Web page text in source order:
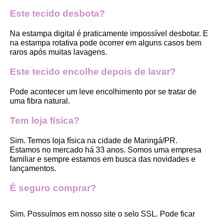
Este tecido desbota?
Na estampa digital é praticamente impossível desbotar. E
na estampa rotativa pode ocorrer em alguns casos bem
raros após muitas lavagens.
Este tecido encolhe depois de lavar?
Pode acontecer um leve encolhimento por se tratar de
uma fibra natural.
Tem loja física?
Sim. Temos loja física na cidade de Maringá/PR.
Estamos no mercado há 33 anos. Somos uma empresa
familiar e sempre estamos em busca das novidades e
lançamentos.
É seguro comprar?
Sim. Possuímos em nosso site o selo SSL. Pode ficar